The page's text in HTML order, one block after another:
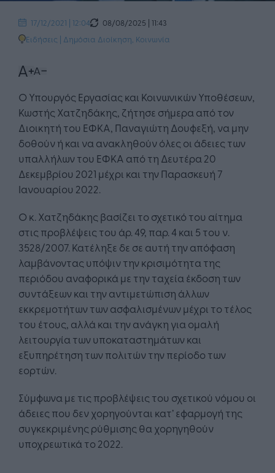
17/12/2021 | 12:04
08/08/2025 | 11:43
Ειδήσεις | Δημόσια Διοίκηση Κοινωνία
Ο Υπουργός Εργασίας και Κοινωνικών Υποθέσεων,
Κωστής Χατζηδάκης, ζήτησε σήμερα από τον
Διοικητή του ΕΦΚΑ, Παναγιώτη Δουφεξή, να μην
δοθούν ή και να ανακληθούν όλες οι άδειες των
υπαλλήλων του ΕΦΚΑ από τη Δευτέρα 20
Δεκεμβρίου 2021 μέχρι και την Παρασκευή 7
Ιανουαρίου 2022.
Ο κ. Χατζηδάκης βασίζει το σχετικό του αίτημα
στις προβλέψεις του άρ. 49, παρ. 4 και 5 του ν.
3528/2007. Κατέληξε δε σε αυτή την απόφαση
λαμβάνοντας υπόψιν την κρισιμότητα της
περιόδου αναφορικά με την ταχεία έκδοση των
συντάξεων και την αντιμετώπιση άλλων
εκκρεμοτήτων των ασφαλισμένων μέχρι το τέλος
του έτους, αλλά και την ανάγκη για ομαλή
λειτουργία των υποκαταστημάτων και
εξυπηρέτηση των πολιτών την περίοδο των
εορτών.
Σύμφωνα με τις προβλέψεις του σχετικού νόμου οι
άδειες που δεν χορηγούνται κατ’ εφαρμογή της
συγκεκριμένης ρύθμισης θα χορηγηθούν
υποχρεωτικά το 2022.